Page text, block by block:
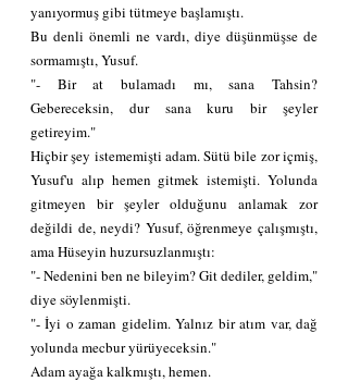
yanıyormuş gibi tütmeye başlamıştı.
Bu denli önemli ne vardı, diye düşünmüşse de
sormamıştı, Yusuf.
"- Bir at bulamadı mı, sana Tahsin?
Gebereceksin, dur sana kuru bir şeyler
getireyim."
Hiçbir şey istememişti adam. Sütü bile zor içmiş,
Yusuf'u alıp hemen gitmek istemişti. Yolunda
gitmeyen bir şeyler olduğunu anlamak zor
değildi de, neydi? Yusuf, öğrenmeye çalışmıştı,
ama Hüseyin huzursuzlanmıştı:
"- Nedenini ben ne bileyim? Git dediler, geldim,"
diye söylenmişti.
"- İyi o zaman gidelim. Yalnız bir atım var, dağ
yolunda mecbur yürüyeceksin."
Adam ayağa kalkmıştı, hemen.